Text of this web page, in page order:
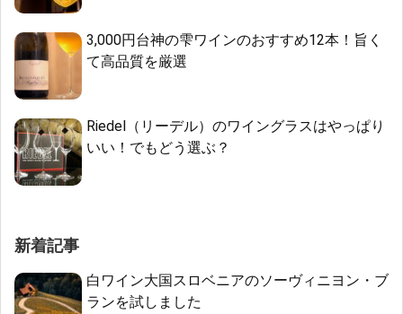
3,000円台神の雫ワインのおすすめ12本！旨く
て高品質を厳選
Riedel（リーデル）のワイングラスはやっぱり
いい！でもどう選ぶ？
新着記事
白ワイン大国スロベニアのソーヴィニヨン・ブ
ランを試しました